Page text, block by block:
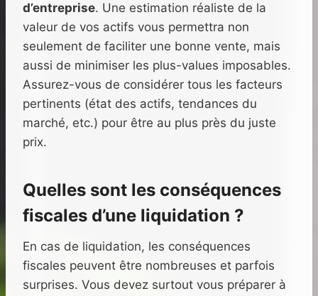
d’entreprise. Une estimation réaliste de la
valeur de vos actifs vous permettra non
seulement de faciliter une bonne vente, mais
aussi de minimiser les plus-values imposables.
Assurez-vous de considérer tous les facteurs
pertinents (état des actifs, tendances du
marché, etc.) pour être au plus près du juste
prix.
Quelles sont les conséquences
fiscales d’une liquidation ?
En cas de liquidation, les conséquences
fiscales peuvent être nombreuses et parfois
surprises. Vous devez surtout vous préparer à